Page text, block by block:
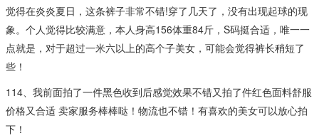
觉得在炎炎夏日，这条裤子非常不错!穿了几天了，没有出现起球的现
象。个人觉得比较满意，本人身高156体重84斤，S码挺合适，唯一一
点就是，对于超过一米六以上的高个子美女，可能会觉得裤长稍短了
些！
114、我前面拍了一件黑色收到后感觉效果不错又拍了件红色面料舒服
价格又合适 卖家服务棒棒哒！物流也不错！有喜欢的美女可以放心拍
下！